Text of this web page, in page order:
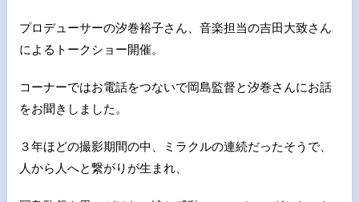
プロデューサーの汐巻裕子さん、音楽担当の吉田大致さん
によるトークショー開催。
コーナーではお電話をつないで岡島監督と汐巻さんにお話
をお聞きしました。
３年ほどの撮影期間の中、ミラクルの連続だったそうで、
人から人へと繋がりが生まれ、